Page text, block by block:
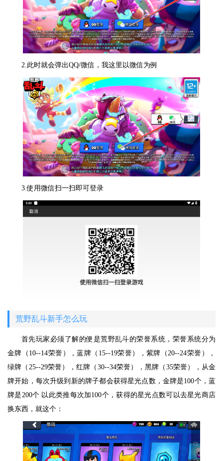
2.此时就会弹出QQ/微信，我这里以微信为例
3.使用微信扫一扫即可登录
荒野乱斗新手怎么玩
首先玩家必须了解的便是荒野乱斗的荣誉系统，荣誉系统分为
金牌（10--14荣誉），蓝牌（15--19荣誉），紫牌（20--24荣誉），
绿牌（25--29荣誉），红牌（30--34荣誉），黑牌（35荣誉），从金
牌开始，每次升级到新的牌子都会获得星光点数，金牌是100个，蓝
牌是200个 以此类推每次加100个，获得的星光点数可以去星光商店
换东西，就这个：